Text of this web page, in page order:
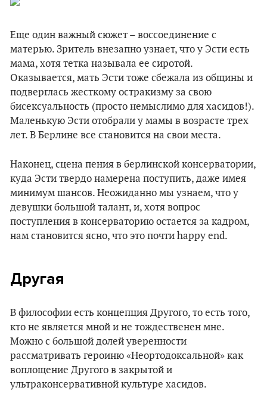
Еще один важный сюжет – воссоединение с
матерью. Зритель внезапно узнает, что у Эсти есть
мама, хотя тетка называла ее сиротой.
Оказывается, мать Эсти тоже сбежала из общины и
подверглась жесткому остракизму за свою
бисексуальность (просто немыслимо для хасидов!).
Маленькую Эсти отобрали у мамы в возрасте трех
лет. В Берлине все становится на свои места.
Наконец, сцена пения в берлинской консерватории,
куда Эсти твердо намерена поступить, даже имея
минимум шансов. Неожиданно мы узнаем, что у
девушки большой талант, и, хотя вопрос
поступления в консерваторию остается за кадром,
нам становится ясно, что это почти happy end.
Другая
В философии есть концепция Другого, то есть того,
кто не является мной и не тождественен мне.
Можно с большой долей уверенности
рассматривать героиню «Неортодоксальной» как
воплощение Другого в закрытой и
ультраконсервативной культуре хасидов.